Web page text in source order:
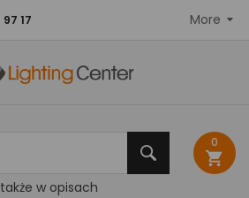
w opisach
0
shopping_cart
17 More